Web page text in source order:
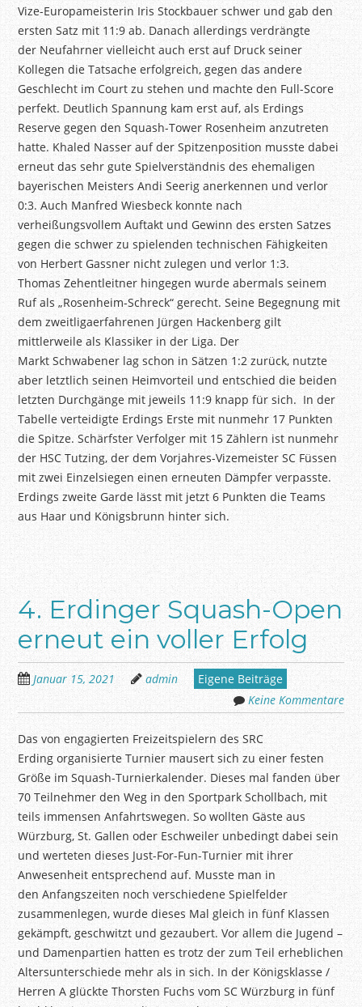
Vize-Europameisterin Iris Stockbauer schwer und gab den
ersten Satz mit 11:9 ab. Danach allerdings verdrängte
derNeufahrner vielleicht auch erst auf Druck seiner
Kollegen die Tatsache erfolgreich, gegen das andere
Geschlecht im Court zu stehen und machte den Full-Score
perfekt. Deutlich Spannung kam erst auf, als Erdings
Reserve gegen den Squash-Tower Rosenheim anzutreten
hatte. Khaled Nasser auf der Spitzenposition musste dabei
erneut das sehr gute Spielverständnis des ehemaligen
bayerischen Meisters AndiSeeriganerkennen und verlor
0:3. Auch Manfred Wiesbeck konnte nach
verheißungsvollem Auftakt und Gewinn des ersten Satzes
gegen die schwer zu spielenden technischen Fähigkeiten
von Herbert Gassner nicht zulegen und verlor 1:3.
ThomasZehentleitner hingegen wurde abermals seinem
Ruf als „Rosenheim-Schreck“ gerecht. Seine Begegnung mit
dem zweitligaerfahrenen Jürgen Hackenberg gilt
mittlerweile als Klassiker in der Liga. Der
MarktSchwabenerlag schon in Sätzen 1:2 zurück, nutzte
aber letztlich seinen Heimvorteil und entschied die beiden
letzten Durchgänge mit jeweils 11:9 knapp für sich. In der
Tabelle verteidigte Erdings Erste mit nunmehr 17 Punkten
die Spitze. Schärfster Verfolger mit 15 Zählern ist nunmehr
der HSC Tutzing, der dem Vorjahres-Vizemeister SC Füssen
mit zwei Einzelsiegen einen erneuten Dämpfer verpasste.
Erdings zweite Garde lässt mit jetzt 6 Punkten die Teams
aus Haar und Königsbrunn hinter sich.
4. Erdinger Squash-Open
erneut ein voller Erfolg
Januar 15, 2021 admin
Eigene Beiträge
Keine Kommentare
Das von engagierten Freizeitspielern des SRC
Erding organisierte Turnier mausert sich zu einer festen
Größe im Squash-Turnierkalender. Dieses mal fanden über
70 Teilnehmer den Weg in den Sportpark Schollbach, mit
teils immensen Anfahrtswegen. So wollten Gäste aus
Würzburg, St. Gallen oder Eschweiler unbedingt dabei sein
und werteten dieses Just-For-Fun-Turnier mit ihrer
Anwesenheit entsprechend auf. Musste man in
den Anfangszeiten noch verschiedene Spielfelder
zusammenlegen, wurde dieses Mal gleich in fünf Klassen
gekämpft, geschwitzt und gezaubert. Vor allem die Jugend –
und Damenpartien hatten es trotz der zum Teil erheblichen
Altersunterschiede mehr als in sich. In der Königsklasse /
Herren A glückte Thorsten Fuchs vom SC Würzburg in fünf